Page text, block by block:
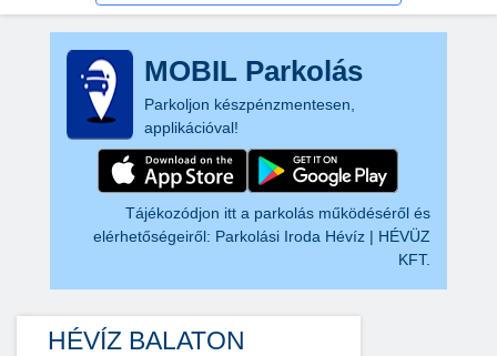
MOBIL Parkolás
Parkoljon készpénzmentesen,
applikációval!
Tájékozódjon itt a parkolás működéséről és
elérhetőségeiről: Parkolási Iroda Hévíz | HÉVÜZ
KFT.
HÉVÍZ BALATON